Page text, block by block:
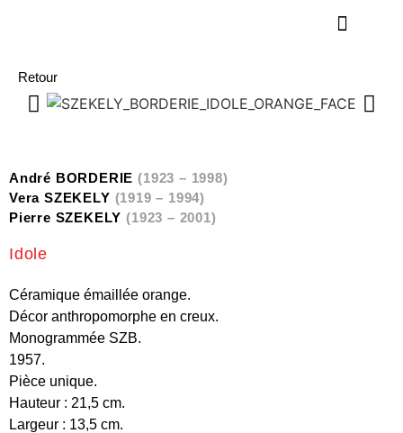
Retour
André BORDERIE (1923 – 1998)
Vera SZEKELY (1919 – 1994)
Pierre SZEKELY (1923 – 2001)
Idole
Céramique émaillée orange.
Décor anthropomorphe en creux.
Monogrammée SZB.
1957.
Pièce unique.
Hauteur : 21,5 cm.
Largeur : 13,5 cm.